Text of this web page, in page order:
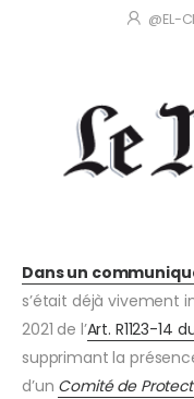
@EL-
Dans un
s’était déjà vivement
2021 de l’Art. R1123-14
supprimant la
d’un Comité de